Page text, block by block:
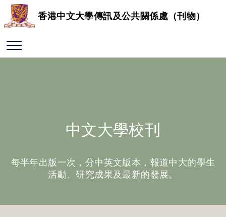
香港中文大學傳訊及公共關係處（刊物）
中文大學校刊
每半年出版一次，分中英文版本，報道中大的學生
活動、研究成果及最新的發展。